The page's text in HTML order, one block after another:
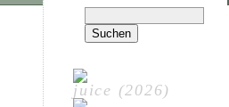
nach:
juice (2026)